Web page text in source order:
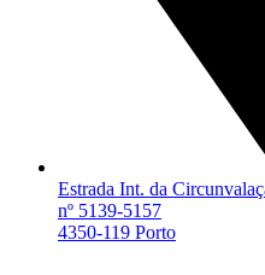
Estrada Int. da
nº 5139-5157
4350-119 Porto